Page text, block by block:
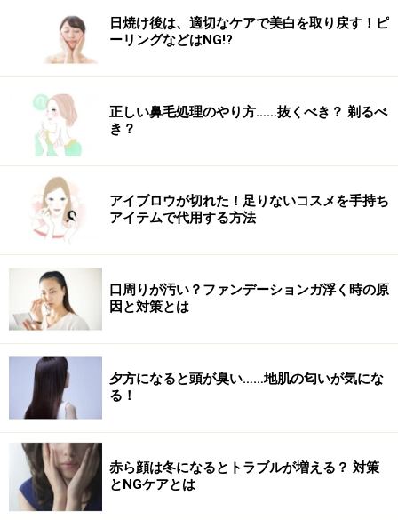
かぶ 葉、ゆで……22kcal
かぶ 根、皮つき、生……20kcal
かぶ 根、皮つき、ゆで……21kcal
かぶ 根、皮むき、生……21kcal
かぶ 根、皮むき、ゆで……22kcal
かぶ 根、皮つき、生……20kcal
かぶ 漬物 塩漬け 葉……29kcal
かぶ 漬物 塩漬け 根、皮つき……23kcal
かぶ 漬物 塩漬け 根、皮むき……21kcal
日焼け後は、適切なケアで美白を取り戻す！ピ
ーリングなどはNG!?
正しい鼻毛処理のやり方……抜くべき？ 剃るべ
き？
アイブロウが切れた！足りないコスメを手持ち
アイテムで代用する方法
口周りが汚い？ファンデーションガ浮く時の原
因と対策とは
夕方になると頭が臭い……地肌の匂いが気にな
る！
赤ら顔は冬になるとトラブルが増える？ 対策
とNGケアとは